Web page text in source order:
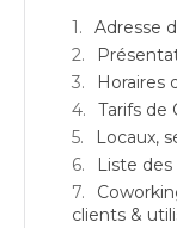
Adresse
Horaires
Tarifs de
Locaux,
Liste
clients &